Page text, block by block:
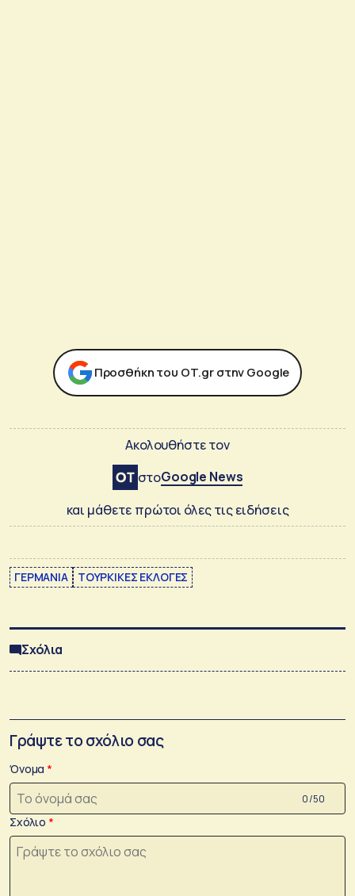
Προσθήκη του ΟΤ.gr στην Google
Ακολουθήστε τον
στοGoogle News
και μάθετε πρώτοι όλες τις ειδήσεις
ΓΕΡΜΑΝΙΑ ΤΟΥΡΚΙΚΕΣ ΕΚΛΟΓΕΣ
Σχόλια
Γράψτε το σχόλιο σας
Όνομα
0 /50
Σχόλιο